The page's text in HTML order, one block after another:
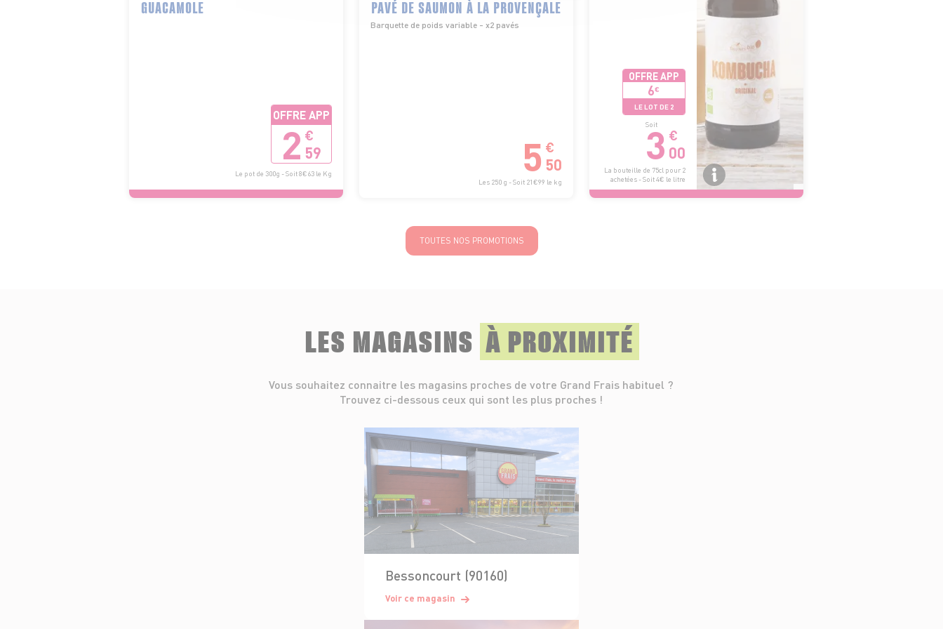
GUACAMOLE
OFFRE APP
2 €
59
Le pot de 300g - Soit 8€63 le Kg
PAVÉ DE SAUMON À LA PROVENÇALE
Barquette de poids variable - x2 pavés
5 €
50
Les 250 g - Soit 21€99 le kg
OFFRE APP
6€
LE LOT DE 2
Soit
3 €
00
La bouteille de 75cl pour 2
achetées - Soit 4€ le litre
TOUTES NOS PROMOTIONS
LES MAGASINS À PROXIMITÉ
Vous souhaitez connaitre les magasins proches de votre Grand Frais habituel ?
Trouvez ci-dessous ceux qui sont les plus proches !
Bessoncourt (90160)
Voir ce magasin